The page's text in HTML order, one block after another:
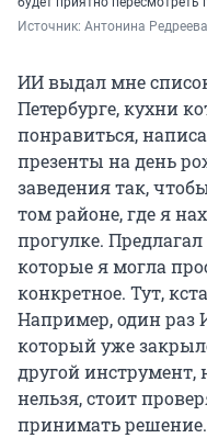
Источник: Антонина Редреева
ИИ выдал мне
Петербурге, кухни
понравиться,
презенты на день
заведения так,
том районе, где я
прогулке.
которые я могла
конкретное. Тут,
Например, один раз
который уже
другой инструмент,
нельзя, стоит
принимать решение.